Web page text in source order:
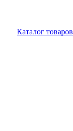
Каталог товаров